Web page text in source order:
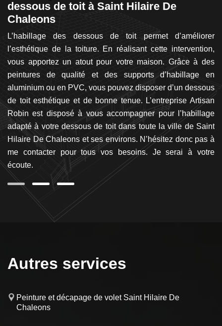
dessous de toit à Saint Hilaire De
Chaleons
L’habillage des dessous de toit permet d’améliorer
l’esthétique de la toiture. En réalisant cette intervention,
vous apportez un atout pour votre maison. Grâce à des
peintures de qualité et des supports d’habillage en
aluminium ou en PVC, vous pouvez disposer d’un dessous
de toit esthétique et de bonne tenue. L’entreprise Artisan
Robin est disposé à vous accompagner pour l’habillage
adapté à votre dessous de toit dans toute la ville de Saint
Hilaire De Chaleons et ses environs. N’hésitez donc pas à
me contacter pour tous vos besoins. Je serai à votre
écoute.
Autres services
Peinture et décapage de volet Saint Hilaire De
Chaleons